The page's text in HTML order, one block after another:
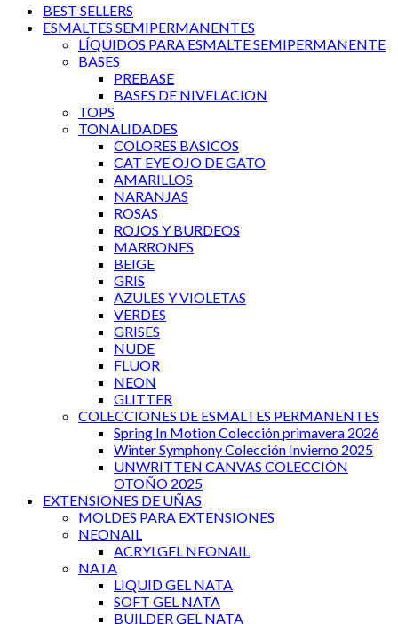
BEST SELLERS
ESMALTES SEMIPERMANENTES
LÍQUIDOS PARA ESMALTE SEMIPERMANENTE
BASES
PREBASE
BASES DE NIVELACION
TOPS
TONALIDADES
COLORES BASICOS
CAT EYE OJO DE GATO
AMARILLOS
NARANJAS
ROSAS
ROJOS Y BURDEOS
MARRONES
BEIGE
GRIS
AZULES Y VIOLETAS
VERDES
GRISES
NUDE
FLUOR
NEON
GLITTER
COLECCIONES DE ESMALTES PERMANENTES
Spring In Motion Colección primavera 2026
Winter Symphony Colección Invierno 2025
UNWRITTEN CANVAS COLECCIÓN
OTOÑO 2025
EXTENSIONES DE UÑAS
MOLDES PARA EXTENSIONES
NEONAIL
ACRYLGEL NEONAIL
NATA
LIQUID GEL NATA
SOFT GEL NATA
BUILDER GEL NATA